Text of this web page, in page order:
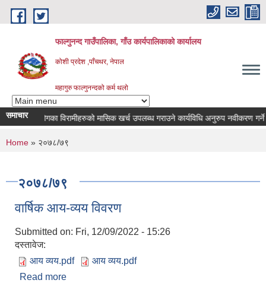
Skip to main content
फाल्गुनन्द गाउँपालिका, गाँउ कार्यपालिकाको कार्यालय
कोशी प्रदेश ,पाँचथर, नेपाल
महागुरु फाल्गुनन्दको कर्म थलो
समाचार
विभिन्न रोगका विरामीहरुको मासिक खर्च उपलब्ध गराउने कार्यविधि अनुरुप नवीकरण गर्ने
You are here
Home » २०७८/७९
२०७८/७९
वार्षिक आय-व्यय विवरण
Submitted on: Fri, 12/09/2022 - 15:26
दस्तावेज:
आय व्यय.pdf
आय व्यय.pdf
Read more